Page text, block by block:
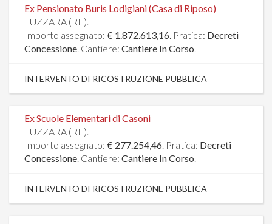
Ex Pensionato Buris Lodigiani (Casa di Riposo)
LUZZARA (RE).
Importo assegnato: € 1.872.613,16. Pratica: Decreti
Concessione. Cantiere: Cantiere In Corso.
INTERVENTO DI RICOSTRUZIONE PUBBLICA
Ex Scuole Elementari di Casoni
LUZZARA (RE).
Importo assegnato: € 277.254,46. Pratica: Decreti
Concessione. Cantiere: Cantiere In Corso.
INTERVENTO DI RICOSTRUZIONE PUBBLICA